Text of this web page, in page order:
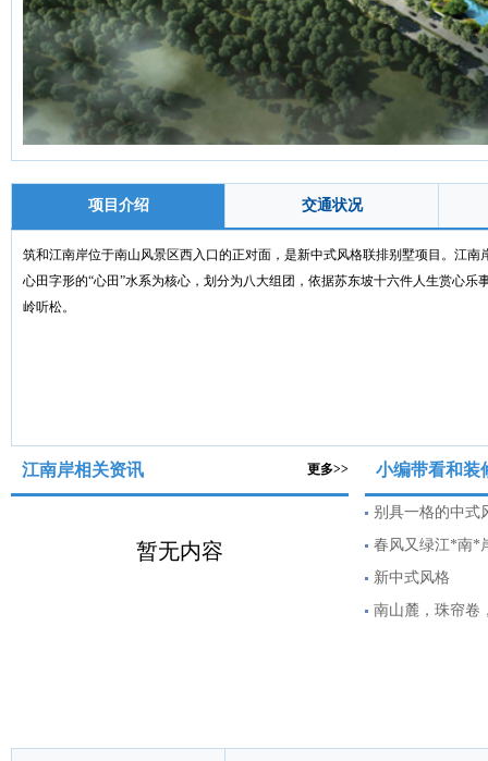
项目介绍 交通状况
筑和江南岸位于南山风景区西入口的正对面，是新中式风格联排别墅项目。江
心田字形的“心田”水系为核心，划分为八大组团，依据苏东坡十六件人生赏心
岭听松。
江南岸相关资讯 更多>>
暂无内容
小编带看和装
别具一格的中式
春风又绿江*南*
新中式风格
南山麓，珠帘卷